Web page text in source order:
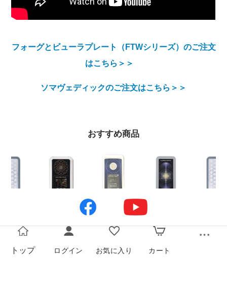
フォーグとビューラプレート（FTWシリーズ）のご注文
はこちら＞＞
ソマヴェディックのご注文はこちら＞＞
おすすめ商品
トップ ログイン お気に入り カート